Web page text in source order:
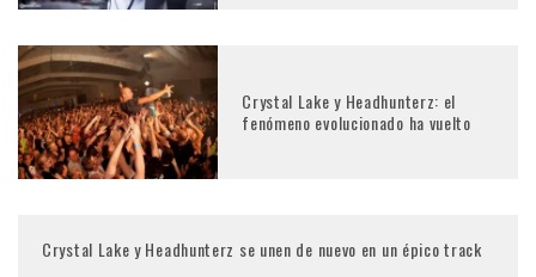
Crystal Lake y Headhunterz: el
fenómeno evolucionado ha vuelto
Crystal Lake y Headhunterz se unen de nuevo en un épico track